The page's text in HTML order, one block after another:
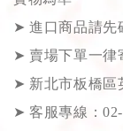
➤ 進口商品請先
➤ 賣場下單一律
➤ 新北市板橋區
➤ 客服專線：